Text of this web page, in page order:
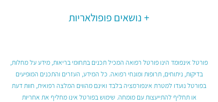
נושאים פופולאריות
פורטל אינפומד הינו פורטל רפואה המכיל תכנים בתחומי בריאות, מידע על מחלות,
בדיקות, ניתוחים, תרופות ומונחי רפואה. כל המידע, העזרים והתכנים המופיעים
בפורטל נועדו למטרת אינפורמציה בלבד ואינם מהווים המלצה רפואית, חוות דעת
או תחליף להתייעצות עם מומחה. שימוש בפורטל אינו מחליף את אחריות